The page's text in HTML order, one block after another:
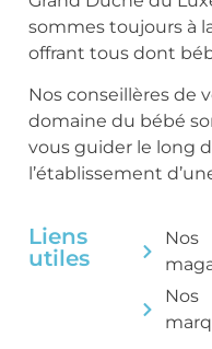
sommes toujours à
offrant tous dont
Nos conseillères de
domaine du bébé
vous guider le long
l’établissement
Liens
utiles
Nos
Nos